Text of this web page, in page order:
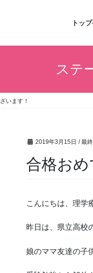
トッ
ステ
います！
2019年3月15日 / 最
合格おめ
こんにちは、理学
昨日は、県立高校
娘のママ友達の子